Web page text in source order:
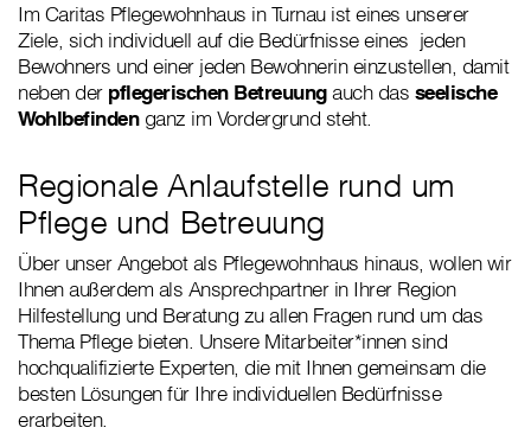
Im Caritas Pflegewohnhaus in Turnau ist eines unserer
Ziele, sich individuell auf die Bedürfnisse eines jeden
Bewohners und einer jeden Bewohnerin einzustellen, damit
neben der pflegerischen Betreuungauch das seelische
Wohlbefindenganz im Vordergrund steht.
Regionale Anlaufstelle rund um
Pflege und Betreuung
Über unser Angebot als Pflegewohnhaus hinaus, wollen wir
Ihnen außerdem als Ansprechpartner in Ihrer Region
Hilfestellung und Beratung zu allen Fragen rund um das
Thema Pflege bieten. Unsere Mitarbeiter*innen sind
hochqualifizierte Experten, die mit Ihnen gemeinsam die
besten Lösungen für Ihre individuellen Bedürfnisse
erarbeiten.